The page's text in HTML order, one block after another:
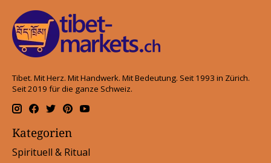
Tibet. Mit Herz. Mit Handwerk. Mit Bedeutung. Seit 1993 in Zürich.
Seit 2019 für die ganze Schweiz.
Kategorien
Spirituell & Ritual